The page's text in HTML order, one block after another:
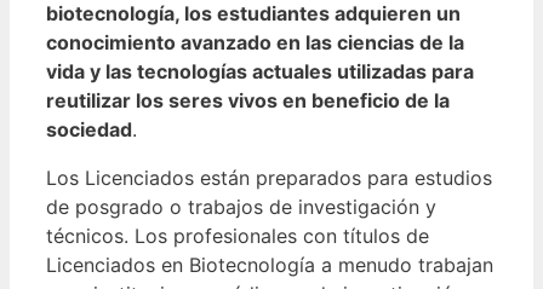
biotecnología, los estudiantes adquieren un
conocimiento avanzado en las ciencias de la
vida y las tecnologías actuales utilizadas para
reutilizar los seres vivos en beneficio de la
sociedad.
Los Licenciados están preparados para estudios
de posgrado o trabajos de investigación y
técnicos. Los profesionales con títulos de
Licenciados en Biotecnología a menudo trabajan